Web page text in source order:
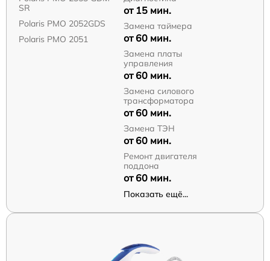
SR
Polaris PMO 2052GDS
Polaris PMO 2051
от 15 мин.
Замена таймера
от 60 мин.
Замена платы
управления
от 60 мин.
Замена силового
трансформатора
от 60 мин.
Замена ТЭН
от 60 мин.
Ремонт двигателя
поддона
от 60 мин.
Показать ещё...